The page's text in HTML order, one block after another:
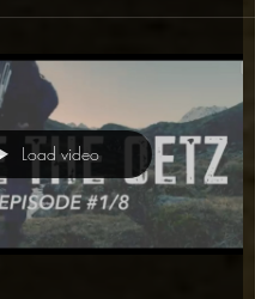
Load video